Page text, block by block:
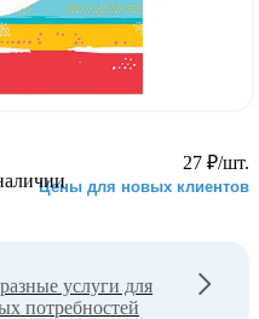
27 ₽/шт.
Цены для новых клиентов
услуги для
потребностей